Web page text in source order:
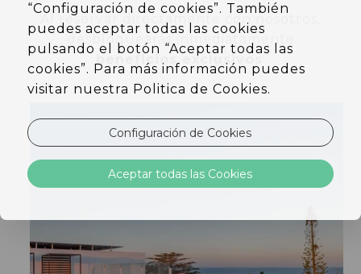
Al reservar directamente con nosotros,
desbloquearás inmediatamente
beneficios exclusivos
“Configuración de cookies”. También
puedes aceptar todas las cookies
pulsando el botón “Aceptar todas las
cookies”. Para más información puedes
visitar nuestra Politica de Cookies.
Configuración de Cookies
Aceptar todas las Cookies